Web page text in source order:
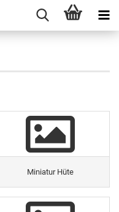
Miniatur Hüte